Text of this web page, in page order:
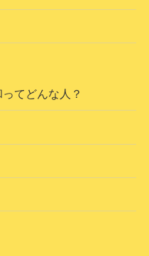
てどんな人？